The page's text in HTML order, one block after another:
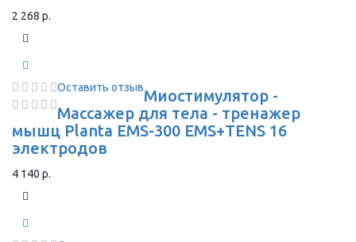
2 268 р.
Оставить отзывМиостимулятор -
Массажер для тела - тренажер
мышц Planta EMS-300 EMS+TENS 16
электродов
4 140 р.